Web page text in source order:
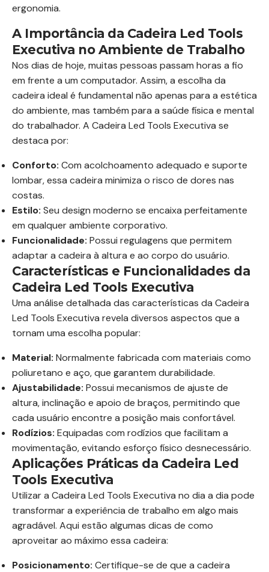
ergonomia.
A Importância da Cadeira Led Tools
Executiva no Ambiente de Trabalho
Nos dias de hoje, muitas pessoas passam horas a fio
em frente a um computador. Assim, a escolha da
cadeira ideal é fundamental não apenas para a estética
do ambiente, mas também para a saúde física e mental
do trabalhador. A Cadeira Led Tools Executiva se
destaca por:
Conforto: Com acolchoamento adequado e suporte
lombar, essa cadeira minimiza o risco de dores nas
costas.
Estilo: Seu design moderno se encaixa perfeitamente
em qualquer ambiente corporativo.
Funcionalidade: Possui regulagens que permitem
adaptar a cadeira à altura e ao corpo do usuário.
Características e Funcionalidades da
Cadeira Led Tools Executiva
Uma análise detalhada das características da Cadeira
Led Tools Executiva revela diversos aspectos que a
tornam uma escolha popular:
Material: Normalmente fabricada com materiais como
poliuretano e aço, que garantem durabilidade.
Ajustabilidade: Possui mecanismos de ajuste de
altura, inclinação e apoio de braços, permitindo que
cada usuário encontre a posição mais confortável.
Rodízios: Equipadas com rodízios que facilitam a
movimentação, evitando esforço físico desnecessário.
Aplicações Práticas da Cadeira Led
Tools Executiva
Utilizar a Cadeira Led Tools Executiva no dia a dia pode
transformar a experiência de trabalho em algo mais
agradável. Aqui estão algumas dicas de como
aproveitar ao máximo essa cadeira:
Posicionamento: Certifique-se de que a cadeira